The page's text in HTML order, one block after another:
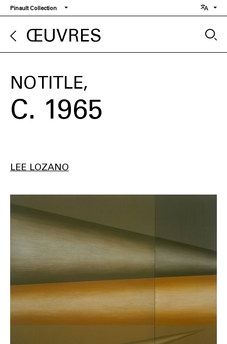
Aller
au
contenu
principal
Pinault Collection
ŒUVRES
NO TITLE
C. 1965
LEE LOZANO